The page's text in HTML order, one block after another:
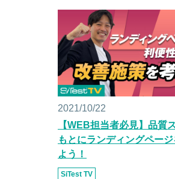
2021/10/22
【WEB担当者必見】品質
もとにランディングペー
よう！
SiTest TV